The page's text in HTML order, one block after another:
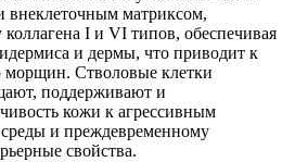
внеклеточным матриксом,
I и VI типов, обеспечивая
и дермы, что приводит к
Стволовые клетки
поддерживают и
кожи к агрессивным
и преждевременному
свойства.